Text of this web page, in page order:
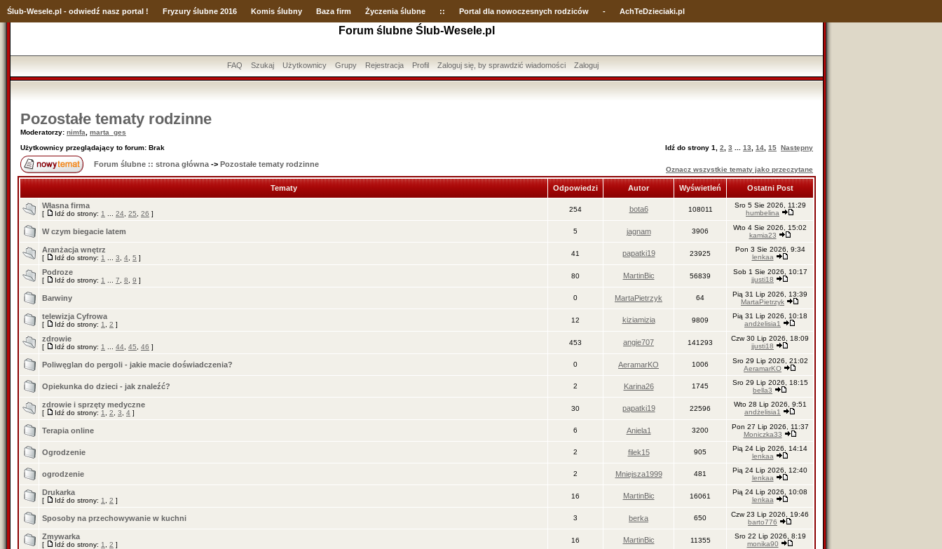
Ślub-Wesele.pl - odwiedź nasz portal ! Fryzury ślubne 2016 Komis ślubny Baza firm Życzenia ślubne :: Portal dla nowoczesnych rodziców - AchTeDzieciaki.pl
Forum ślubne Ślub-Wesele.pl
FAQ Szukaj Użytkownicy Grupy Rejestracja Profil Zaloguj się, by sprawdzić wiadomości Zaloguj
Pozostałe tematy rodzinne
Moderatorzy: nimfa
marta_ges
Użytkownicy przeglądający to forum: Brak
Idź do strony 1 2 3 13 14 15 Następny
Forum ślubne :: strona główna -> Pozostałe tematy rodzinne
Oznacz wszystkie tematy jako przeczytane
Tematy Odpowiedzi Autor Wyświetleń Ostatni Post
Własna firma
[ Idź do strony: 1 24 25 26 ]
254 bota6 108011
Sro 5 Sie 2026, 11:29
humbelina
W czym biegacie latem 5 jagnam 3906
Wto 4 Sie 2026, 15:02
kamia23
Aranżacja wnętrz
[ Idź do strony: 1 3 4 5 ]
41 papatki19 23925
Pon 3 Sie 2026, 9:34
lenkaa
Podroze
[ Idź do strony: 1 7 8 9 ]
80 MartinBic 56839
Sob 1 Sie 2026, 10:17
jjusti18
Barwiny 0 MartaPietrzyk 64
Pią 31 Lip 2026, 13:39
MartaPietrzyk
telewizja Cyfrowa
[ Idź do strony: 1 2 ]
12 kiziamizia 9809
Pią 31 Lip 2026, 10:18
andżelisia1
zdrowie
[ Idź do strony: 1 44 45 46 ]
453 angie707 141293
Czw 30 Lip 2026, 18:09
jjusti18
Poliwęglan do pergoli - jakie macie doświadczenia? 0 AeramarKO 1006
Sro 29 Lip 2026, 21:02
AeramarKO
Opiekunka do dzieci - jak znaleźć? 2 Karina26 1745
Sro 29 Lip 2026, 18:15
bella3
zdrowie i sprzęty medyczne
[ Idź do strony: 1 2 3 4 ]
30 papatki19 22596
Wto 28 Lip 2026, 9:51
andżelisia1
Terapia online 6 Aniela1 3200
Pon 27 Lip 2026, 11:37
Moniczka33
Ogrodzenie 2 filek15 905
Pią 24 Lip 2026, 14:14
lenkaa
ogrodzenie 2 Mniejsza1999 481
Pią 24 Lip 2026, 12:40
lenkaa
Drukarka
[ Idź do strony: 1 2 ]
16 MartinBic 16061
Pią 24 Lip 2026, 10:08
lenkaa
Sposoby na przechowywanie w kuchni 3 berka 650
Czw 23 Lip 2026, 19:46
barto776
Zmywarka
[ Idź do strony: 1 2 ]
16 MartinBic 11355
Sro 22 Lip 2026, 8:19
monika90